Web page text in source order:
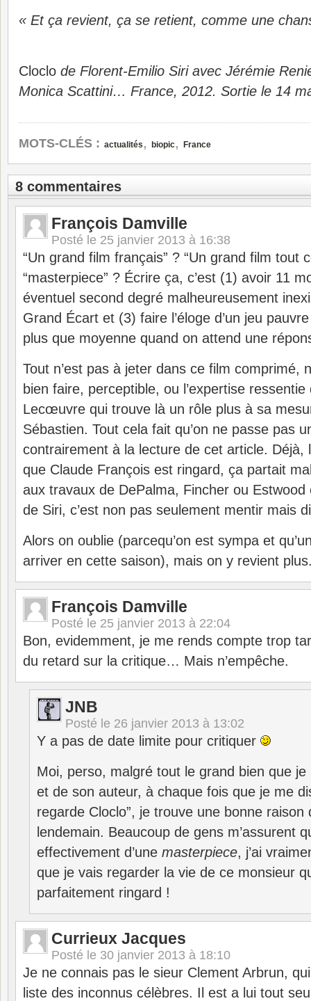
« Et ça revient, ça se retient, comme une
Cloclo de Florent-Emilio Siri avec Jérémie
Monica Scattini… France, 2012. Sortie le 14
MOTS-CLÉS : actualités , biopic, France
8 commentaires
François Damville
Posté le 25 janvier 2013 à 16:38
“Un grand film français” ? “Un grand film tout
“masterpiece” ? Écrire ça, c’est (1) avoir 11
éventuel second degré malheureusement
Grand Écart et (3) faire l’éloge d’un jeu
plus que moyenne quand on attend une
Tout n’est pas à jeter dans ce film comprimé,
bien faire, perceptible, ou l’expertise
Lecœuvre qui trouve là un rôle plus à sa
Sébastien. Tout cela fait qu’on ne passe pas
contrairement à la lecture de cet article. Déjà,
que Claude François est ringard, ça partait
aux travaux de DePalma, Fincher ou
de Siri, c’est non pas seulement mentir mais
Alors on oublie (parcequ’on est sympa et
arriver en cette saison), mais on y revient
François Damville
Posté le 25 janvier 2013 à 22:04
Bon, evidemment, je me rends compte trop
du retard sur la critique… Mais n’empêche.
JNB
Posté le 26 janvier 2013 à 13:02
Y a pas de date limite pour critiquer
Moi, perso, malgré tout le grand bien que
et de son auteur, à chaque fois que je me
regarde Cloclo”, je trouve une bonne
lendemain. Beaucoup de gens m’assurent
effectivement d’une masterpiece, j’ai
que je vais regarder la vie de ce monsieur
parfaitement ringard !
Currieux Jacques
Posté le 30 janvier 2013 à 18:10
Je ne connais pas le sieur Clement Arbrun,
liste des inconnus célèbres. Il est a lui tout